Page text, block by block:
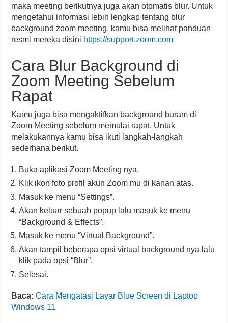
maka meeting berikutnya juga akan otomatis blur. Untuk
mengetahui informasi lebih lengkap tentang blur
background zoom meeting, kamu bisa melihat panduan
resmi mereka disini https://support.zoom.com
Cara Blur Background di
Zoom Meeting Sebelum
Rapat
Kamu juga bisa mengaktifkan background buram di
Zoom Meeting sebelum memulai rapat. Untuk
melakukannya kamu bisa ikuti langkah-langkah
sederhana berikut.
Buka aplikasi Zoom Meeting nya.
Klik ikon foto profil akun Zoom mu di kanan atas.
Masuk ke menu “Settings”.
Akan keluar sebuah popup lalu masuk ke menu
“Background & Effects”.
Masuk ke menu “Virtual Background”.
Akan tampil beberapa opsi virtual background nya lalu
klik pada opsi “Blur”.
Selesai.
Baca:Cara Mengatasi Layar Blue Screen di Laptop
Windows 11